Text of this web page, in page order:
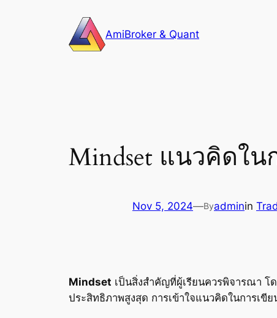
AmiBroker & Quant
Mindset แนวคิดใ
Nov 5, 2024—Byadminin
Mindset เป็นสิ่งสำคัญที่ผู้เรียนควรพิจารณา โ
ประสิทธิภาพสูงสุด การเข้าใจแนวคิดในการเ